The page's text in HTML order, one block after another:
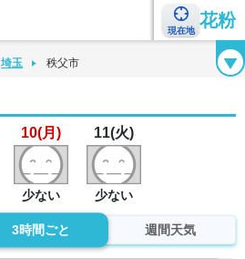
現在地
花粉
花粉症チェックシート 花粉症ハンドブック
埼玉 秩父市
10(月)
少ない
11(火)
少ない
3時間ごと 週間天気